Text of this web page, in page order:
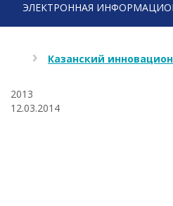
ЭЛЕКТРОННАЯ
Казанский
2013
12.03.2014